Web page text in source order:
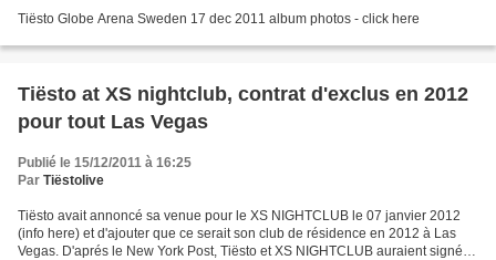
Tiësto Globe Arena Sweden 17 dec 2011 album photos - click here
Tiësto at XS nightclub, contrat d'exclus en 2012
pour tout Las Vegas
Publié le 15/12/2011 à 16:25
Par Tiëstolive
Tiësto avait annoncé sa venue pour le XS NIGHTCLUB le 07 janvier 2012
(info here) et d'ajouter que ce serait son club de résidence en 2012 à Las
Vegas. D'aprés le New York Post, Tiësto et XS NIGHTCLUB auraient signé